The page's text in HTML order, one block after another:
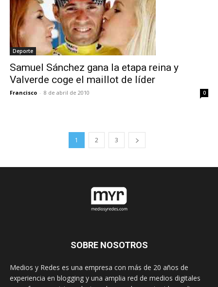
Deporte
Samuel Sánchez gana la etapa reina y
Valverde coge el maillot de líder
Francisco - 8 de abril de 2010 0
1 2 3
SOBRE NOSOTROS
Medios y Redes es una empresa con más de 20 años de
experiencia en blogging y una amplia red de medios digitales